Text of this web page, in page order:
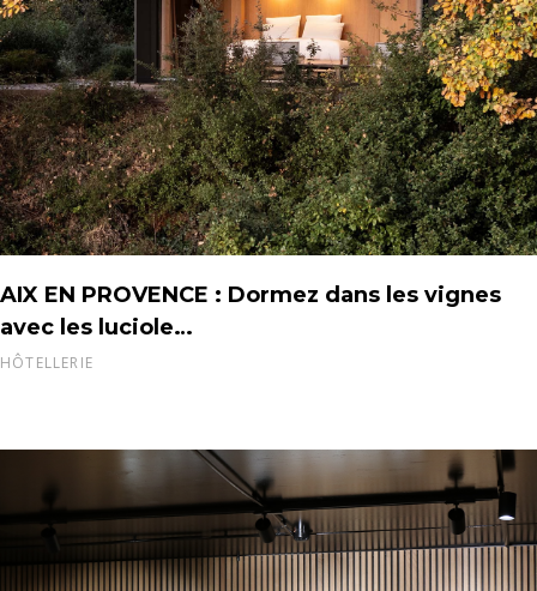
AIX EN PROVENCE : Dormez dans les vignes
avec les luciole…
HÔTELLERIE